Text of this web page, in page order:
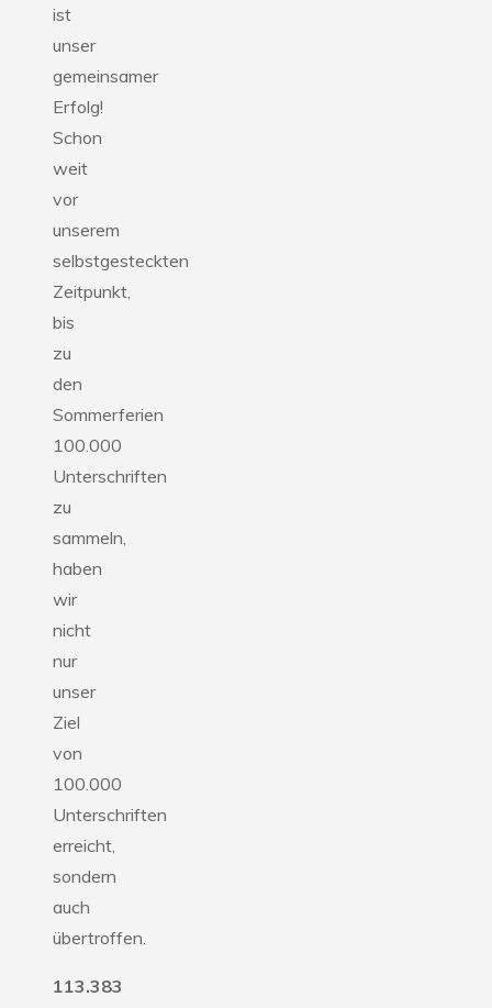
ist
unser
gemeinsamer
Erfolg!
Schon
weit
vor
unserem
selbstgesteckten
Zeitpunkt,
bis
zu
den
Sommerferien
100.000
Unterschriften
zu
sammeln,
haben
wir
nicht
nur
unser
Ziel
von
100.000
Unterschriften
erreicht,
sondern
auch
übertroffen.
113.383